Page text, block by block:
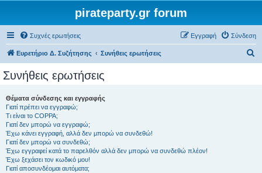
pirateparty.gr forum
Συχνές ερωτήσεις Σύνδεση
Εγγραφή
Ευρετήριο Δ. Συζήτησης Συνήθεις ερωτήσεις
Συνήθεις ερωτήσεις
Θέματα σύνδεσης και εγγραφής
Γιατί πρέπει να εγγραφώ;
Τι είναι το COPPA;
Γιατί δεν μπορώ να εγγραφώ;
Έχω κάνει εγγραφή, αλλά δεν μπορώ να συνδεθώ!
Γιατί δεν μπορώ να συνδεθώ;
Έχω εγγραφεί κατά το παρελθόν αλλά δεν μπορώ να συνδεθώ πλέον!
Έχω ξεχάσει τον κωδικό μου!
Γιατί αποσυνδέομαι αυτόματα;